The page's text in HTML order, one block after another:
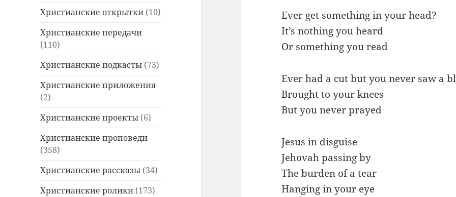
Христианские открытки (10)
Христианские передачи
(110)
Христианские подкасты (73)
Христианские приложения
(2)
Христианские проекты (6)
Христианские проповеди
(358)
Христианские рассказы (34)
Христианские ролики (173)
Ever get something in your head?
It’s nothing you heard
Or something you read
Ever had a cut but you never saw a
Brought to your knees
But you never prayed
Jesus in disguise
Jehovah passing by
The burden of a tear
Hanging in your eye